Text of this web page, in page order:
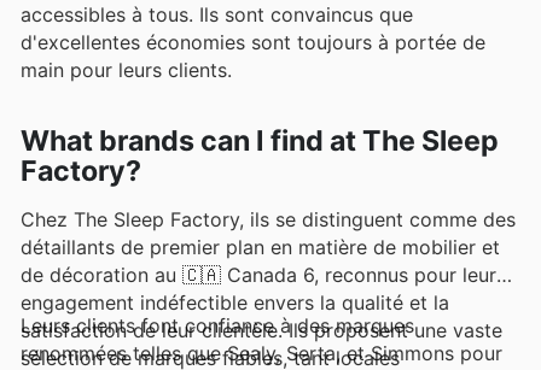
accessibles à tous. Ils sont convaincus que
d'excellentes économies sont toujours à portée de
main pour leurs clients.
What brands can I find at The Sleep
Factory?
Chez The Sleep Factory, ils se distinguent comme des
détaillants de premier plan en matière de mobilier et
de décoration au 🇨🇦 Canada 6, reconnus pour leur
engagement indéfectible envers la qualité et la
satisfaction de leur clientèle. Ils proposent une vaste
sélection de marques fiables, tant locales
Leurs clients font confiance à des marques
renommées telles que Sealy, Serta, et Simmons pour